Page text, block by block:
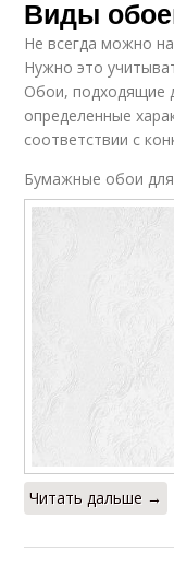
Виды
Не всегда можно
Нужно это
Обои, подходящие
определенные
соответствии с
Бумажные обои
Читать дальше →